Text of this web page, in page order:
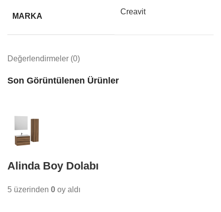
MARKA
Creavit
Değerlendirmeler (0)
Son Görüntülenen Ürünler
Alinda Boy Dolabı
5 üzerinden 0 oy aldı